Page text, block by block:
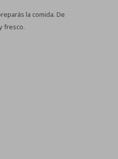
la comida. De
fresco.